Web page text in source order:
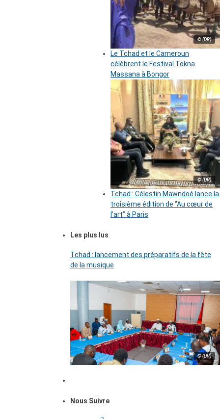
© (DR)
Le Tchad et le Cameroun
célèbrent le Festival Tokna
Massana à Bongor
© (DR)
Tchad : Célestin Mawndoé lance la
troisième édition de ‘’Au cœur de
l’art’’ à Paris
Les plus lus
Tchad : lancement des préparatifs de la fête
de la musique
© (DR)
Nous Suivre